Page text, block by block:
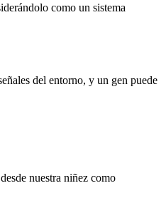
como un sistema
del entorno, y un gen puede
nuestra niñez como